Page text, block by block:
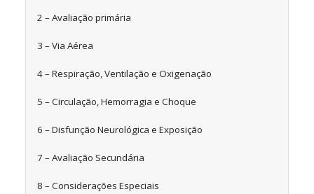
2 – Avaliação primária
3 – Via Aérea
4 – Respiração, Ventilação e Oxigenação
5 – Circulação, Hemorragia e Choque
6 – Disfunção Neurológica e Exposição
7 – Avaliação Secundária
8 – Considerações Especiais